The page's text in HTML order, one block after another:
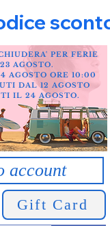
account
Gift Card
PER FERIE
AGOSTO.
AGOSTO ORE 10:00
DAL 12 AGOSTO
IL 24 AGOSTO.